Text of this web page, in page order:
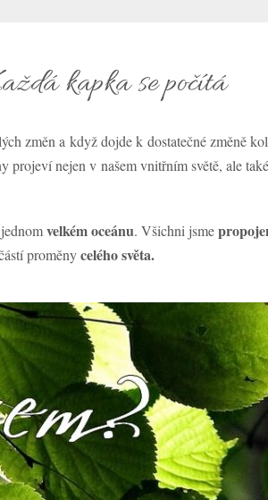
kapka se počítá
změn a když dojde k dostatečné změně
projeví nejen v našem vnitřním světě, ale
velkém oceánu. Všichni jsme
proměnycelého světa.